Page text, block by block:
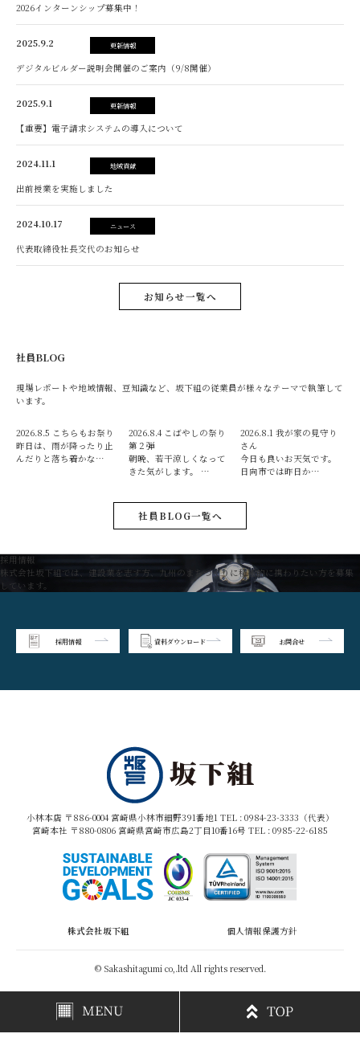
2026インターンシップ募集中！
2025.9.2 更新情報
デジタルビルダー説明会開催のご案内（9/8開催）
2025.9.1 更新情報
【重要】電子請求システムの導入について
2024.11.1 地域貢献
出前授業を実施しました
2024.10.17 ニュース
代表取締役社長交代のお知らせ
お知らせ一覧へ
社員BLOG
現場レポートや地域情報、豆知識など、坂下組の従業員が様々なテーマで執筆して
います。
2026.8.5 こちらもお祭り
昨日は、雨が降ったり止
んだりと落ち着かな…
2026.8.4 こばやしの祭り
第２弾
朝晩、若干涼しくなって
きた気がします。 …
2026.8.1 我が家の見守り
さん
今日も良いお天気です。
日向市では昨日か…
社員BLOG一覧へ
採用情報
株式会社坂下組では、建設業を志す方、九州のまちづくりに積極的に携わりたい方を募集
しています。
採用情報 資料ダウンロード お問合せ
小林本店 〒886-0004 宮崎県小林市細野391番地1 TEL : 0984-23-3333（代表）
宮崎本社 〒880-0806 宮崎県宮崎市広島2丁目10番16号 TEL : 0985-22-6185
株式会社坂下組 個人情報保護方針
© Sakashitagumi co,.ltd All rights reserved.